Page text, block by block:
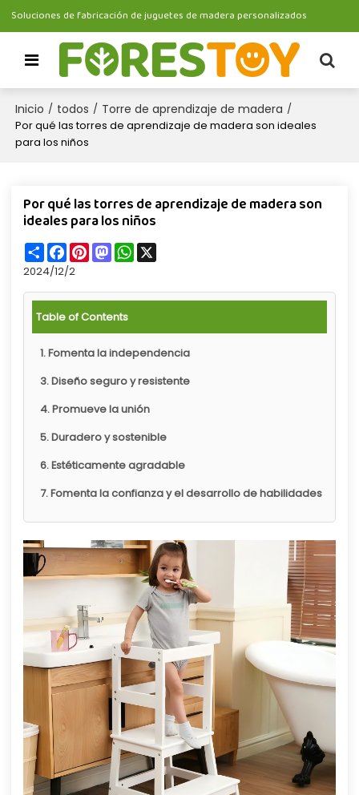
Soluciones de fabricación de juguetes de madera personalizados
Inicio / todos / Torre de aprendizaje de madera /
Por qué las torres de aprendizaje de madera son ideales
para los niños
Por qué las torres de aprendizaje de madera son
ideales para los niños
ShareFacebook
PinterestMastodonWhatsApp
X
2024/12/2
Table of Contents
1. Fomenta la independencia
3. Diseño seguro y resistente
4. Promueve la unión
5. Duradero y sostenible
6. Estéticamente agradable
7. Fomenta la confianza y el desarrollo de habilidades